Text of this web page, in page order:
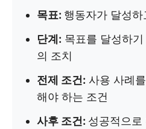
목표: 행동자가 달성하
단계: 목표를 달성하
의 조치
전제 조건: 사용 사례
해야 하는 조건
사후 조건: 성공적으로